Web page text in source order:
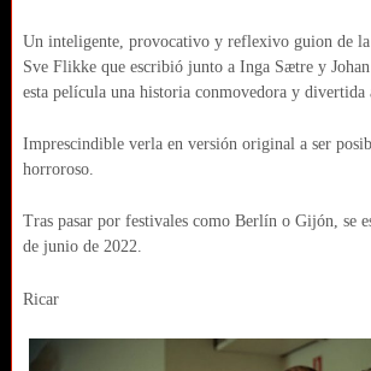
Un inteligente, provocativo y reflexivo guion de
Sve Flikke que escribió junto a Inga Sætre y
esta película una historia conmovedora y divertida
Imprescindible verla en versión original a ser
horroroso.
Tras pasar por festivales como Berlín o Gijón, se
de junio de 2022.
Ricar